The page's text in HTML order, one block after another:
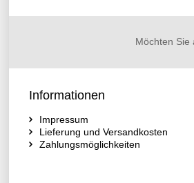
Möchten Sie
Informationen
Impressum
Lieferung und Versandkosten
Zahlungsmöglichkeiten